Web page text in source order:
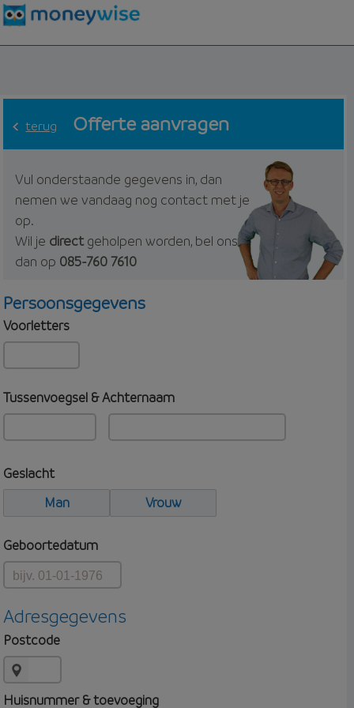
terug Offerte aanvragen
Vul onderstaande gegevens in, dan
nemen we vandaag nog contact met je
op.
Wil je directgeholpen worden, bel ons
dan op 085-760 7610
Persoonsgegevens
Voorletters
Tussenvoegsel & Achternaam
Geslacht
Man
Vrouw
Geboortedatum
Adresgegevens
Postcode
Huisnummer & toevoeging